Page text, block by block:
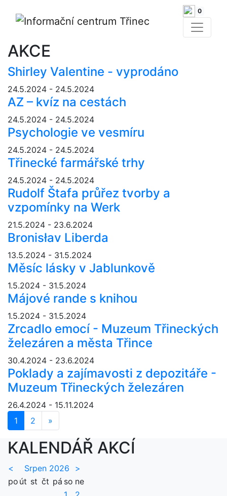
0
AKCE
Shirley Valentine - vyprodáno
24.5.2024 - 24.5.2024
AZ – kvíz na cestách
24.5.2024 - 24.5.2024
Psychologie ve vesmíru
24.5.2024 - 24.5.2024
Třinecké farmářské trhy
24.5.2024 - 24.5.2024
Rudolf Štafa průřez tvorby a
vzpomínky na Werk
21.5.2024 - 23.6.2024
Bronisłav Liberda
13.5.2024 - 31.5.2024
Měsíc lásky v Jablunkově
1.5.2024 - 31.5.2024
Májové rande s knihou
1.5.2024 - 31.5.2024
Zrcadlo emocí - Muzeum Třineckých
železáren a města Třince
30.4.2024 - 23.6.2024
Poklady a zajímavosti z depozitáře -
Muzeum Třineckých železáren
26.4.2024 - 15.11.2024
1
2 »
KALENDÁŘ AKCÍ
< Srpen 2026
>
po út st čt pá so ne